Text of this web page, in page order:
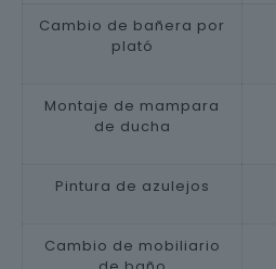
Cambio de bañera por
plató
Montaje de mampara
de ducha
Pintura de azulejos
Cambio de mobiliario